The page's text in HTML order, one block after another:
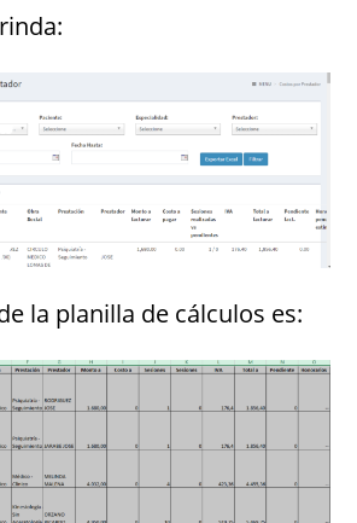
la planilla de cálculos es: